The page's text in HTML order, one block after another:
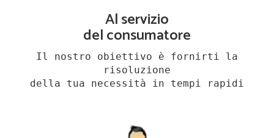
Al servizio
del consumatore
Il nostro obiettivo è fornirti la
risoluzione
della tua necessità in tempi rapidi